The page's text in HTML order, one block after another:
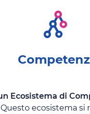
Ecosistema di
Questo ecosistema si